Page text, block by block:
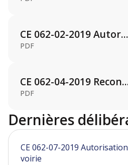
CE 062-02-2019 Autor...
PDF
CE 062-04-2019
PDF
Dernières
CE 062-07-2019
voirie